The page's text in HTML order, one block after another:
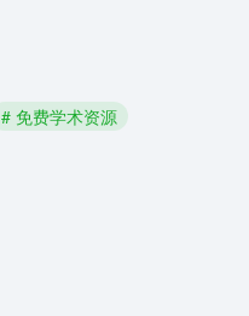
# 免费学术资源